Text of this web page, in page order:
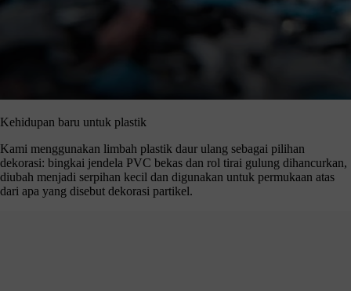
Kehidupan baru untuk plastik
Kami menggunakan limbah plastik daur ulang sebagai pilihan
dekorasi: bingkai jendela PVC bekas dan rol tirai gulung dihancurkan,
diubah menjadi serpihan kecil dan digunakan untuk permukaan atas
dari apa yang disebut dekorasi partikel.